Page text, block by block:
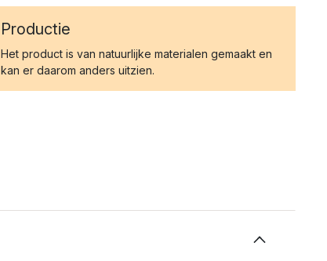
Productie
Het product is van natuurlijke materialen gemaakt en
kan er daarom anders uitzien.